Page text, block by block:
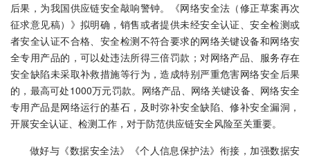
后果，为我国供应链安全敲响警钟。《网络安全法（修正草案再次
征求意见稿）》拟明确，销售或者提供未经安全认证、安全检测或
者安全认证不合格、安全检测不符合要求的网络关键设备和网络安
全专用产品的，可以处违法所得三倍罚款；对网络产品、服务存在
安全缺陷未采取补救措施等行为，造成特别严重危害网络安全后果
的，最高可处1000万元罚款。网络产品、网络关键设备、网络安全
专用产品是网络运行的基石，及时弥补安全缺陷、修补安全漏洞，
开展安全认证、检测工作，对于防范供应链安全风险至关重要。
做好与《数据安全法》《个人信息保护法》衔接，加强数据安